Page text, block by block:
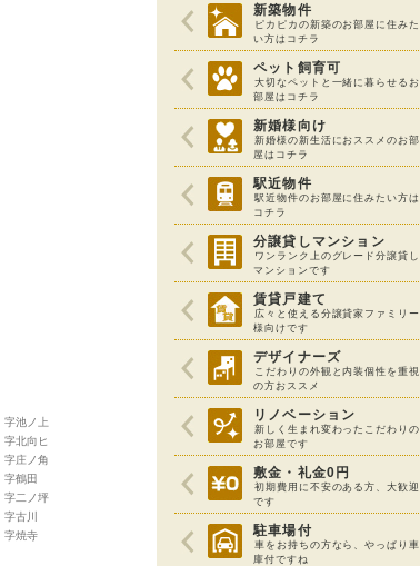
字池ノ上
字北向ヒ
字庄ノ角
字鶴田
字二ノ坪
字古川
字焼寺
新築物件
ピカピカの新築のお部屋に住みた
い方はコチラ
ペット飼育可
大切なペットと一緒に暮らせるお
部屋はコチラ
新婚様向け
新婚様の新生活におススメのお部
屋はコチラ
駅近物件
駅近物件のお部屋に住みたい方は
コチラ
分譲貸しマンション
ワンランク上のグレード分譲貸し
マンションです
賃貸戸建て
広々と使える分譲貸家ファミリー
様向けです
デザイナーズ
こだわりの外観と内装個性を重視
の方おススメ
リノベーション
新しく生まれ変わったこだわりの
お部屋です
敷金・礼金0円
初期費用に不安のある方、大歓迎
です
駐車場付
車をお持ちの方なら、やっぱり車
庫付ですね